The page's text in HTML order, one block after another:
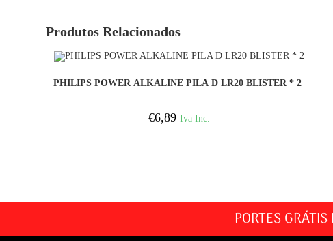
Produtos Relacionados
PHILIPS POWER ALKALINE PILA D LR20 BLISTER * 2
€6,89 Iva Inc.
PORTES